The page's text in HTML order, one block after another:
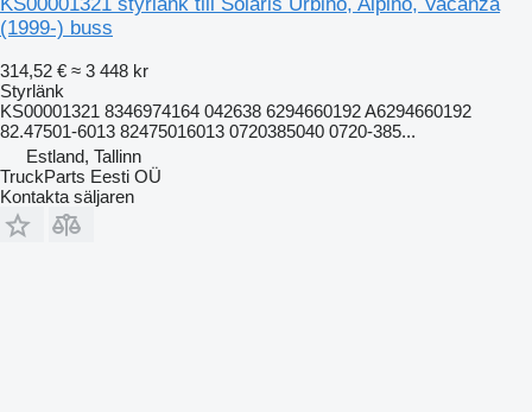
(1999-) buss
314,52 € ≈ 3 448 kr
Styrlänk
KS00001321 8346974164 042638 6294660192 A6294660192
82.47501-6013 82475016013 0720385040 0720-385...
Estland, Tallinn
TruckParts Eesti OÜ
Kontakta säljaren